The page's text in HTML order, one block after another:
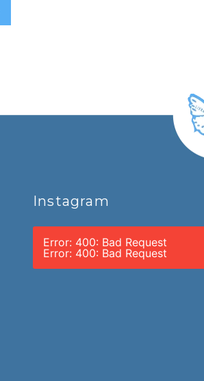
Instagram
Error: 400: Bad Request
Error: 400: Bad Request